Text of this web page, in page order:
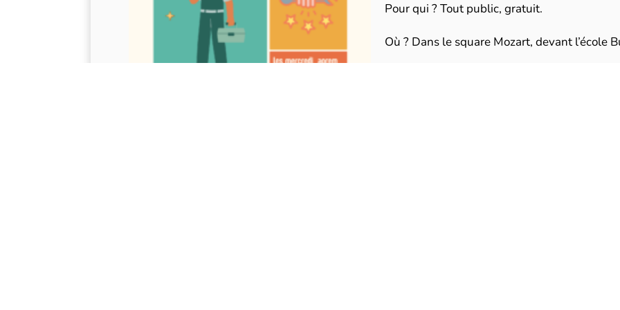
Pour qui ? Tout public, gratuit.
Où ? Dans le square Mozart, devant l’école